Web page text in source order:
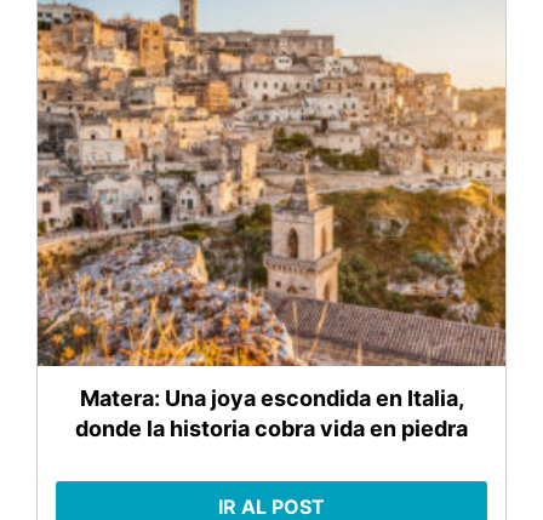
Matera: Una joya escondida en Italia,
donde la historia cobra vida en piedra
IR AL POST